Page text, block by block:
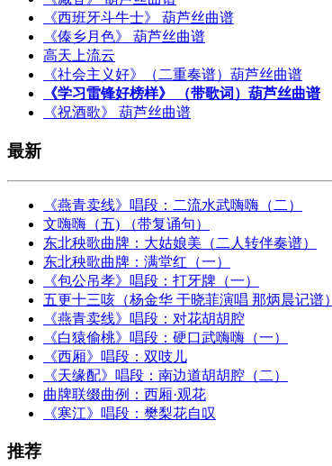
《西班牙斗牛士》 葫芦丝曲谱
《傣乡月色》 葫芦丝曲谱
高天上流云
《社会主义好》（二重奏谱）葫芦丝曲谱
《学习雷锋好榜样》 （带歌词）葫芦丝曲谱
《祝酒歌》 葫芦丝曲谱
最新
《燕青卖线》唱段：二流水武嗨嗨（二）
文嗨嗨（五) （带复诵句）
东北秧歌曲牌：大姑娘美（二人转伴奏谱）
东北秧歌曲牌：满堂红（一）
《包公吊孝》唱段：打牙牌（一）
五更十三咳（杨金华 于晓菲演唱 那炳晨记谱）
《燕青卖线》唱段：对花胡胡腔
《白猿偷桃》唱段：硬口武嗨嗨（一）
《西厢》唱段：双吱儿
《天缘配》唱段：南边道胡胡腔（二）
曲牌联缀曲例：西厢·观花
《寒江》唱段：樊梨花自叹
推荐